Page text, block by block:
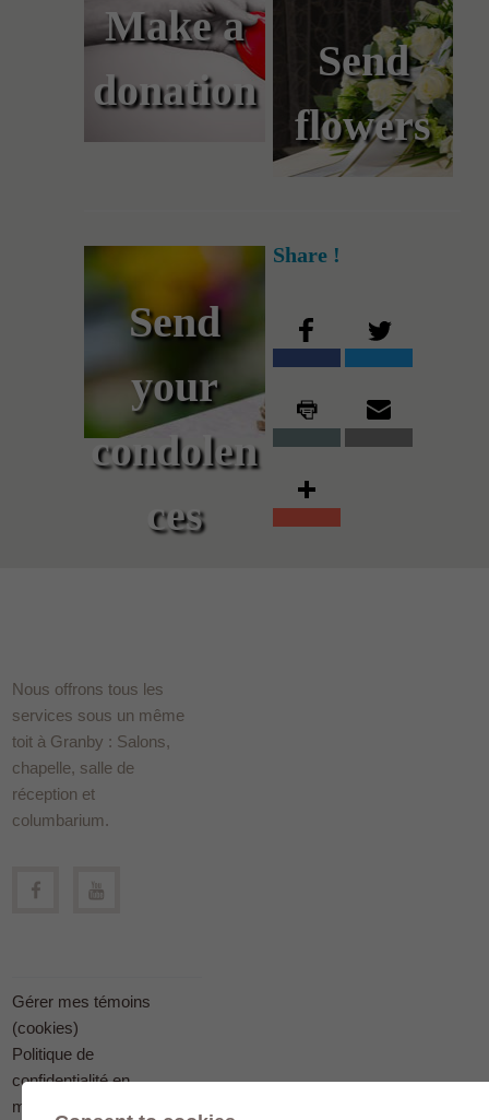
Make a
donation
Send
flowers
Send
your
condolen
ces
Share !
Nous offrons tous les
services sous un même
toit à Granby : Salons,
chapelle, salle de
réception et
columbarium.
Gérer mes témoins
(cookies)
Politique de
confidentialité en
matière